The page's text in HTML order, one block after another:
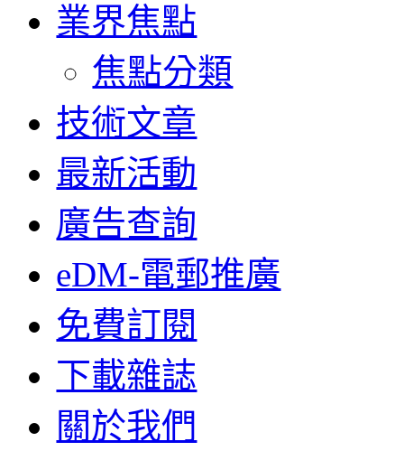
業界焦點
焦點分類
技術文章
最新活動
廣告查詢
eDM-電郵推廣
免費訂閱
下載雜誌
關於我們